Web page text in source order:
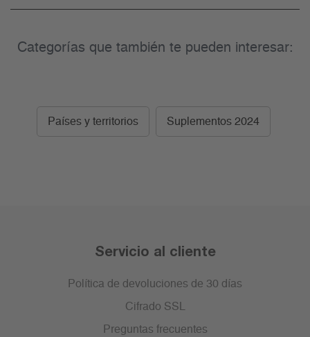
Categorías que también te pueden interesar:
Países y territorios Suplementos 2024
Servicio al cliente
Política de devoluciones de 30 días
Cifrado SSL
Preguntas frecuentes